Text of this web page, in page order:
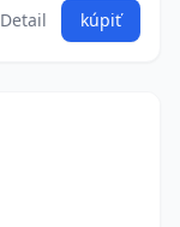
Detail kúpiť